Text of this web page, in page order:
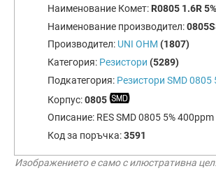
Наименование Комет: R0805 1.6R 5%
Наименование производител:
Производител: UNI OHM (1807)
Категория: Резистори (5289)
Подкатегория: Резистори SMD 0805
Корпус:0805
Описание: RES SMD 0805 5%
Код за поръчка:3591
Изображението е само с илюстративна